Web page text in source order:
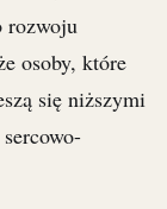
rozwoju
osoby, które
się niższymi